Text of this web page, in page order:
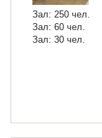
Зал: 250 чел.
Зал: 60 чел.
Зал: 30 чел.